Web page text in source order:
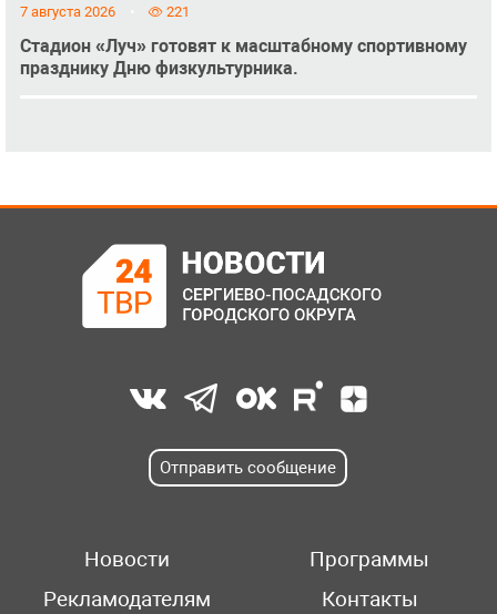
7 августа 2026 221
Стадион «Луч» готовят к масштабному спортивному
празднику Дню физкультурника.
Отправить сообщение
Новости
Программы
Рекламодателям
Контакты